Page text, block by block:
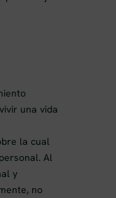
una vida
la cual
Al
y
no